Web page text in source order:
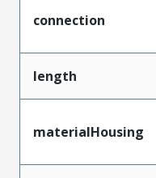
connection
length
materialHousing